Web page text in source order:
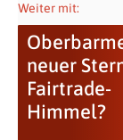
Weiter mit:
neuer
Fairtrade-
Himmel?